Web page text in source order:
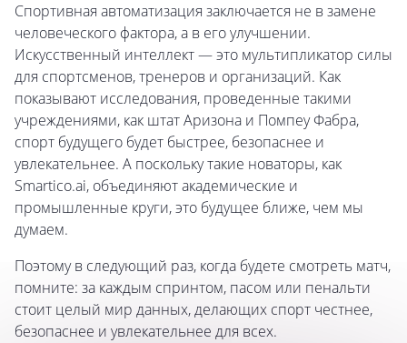
Спортивная автоматизация заключается не в замене
человеческого фактора, а в его улучшении.
Искусственный интеллект — это мультипликатор силы
для спортсменов, тренеров и организаций. Как
показывают исследования, проведенные такими
учреждениями, как штат Аризона и Помпеу Фабра,
спорт будущего будет быстрее, безопаснее и
увлекательнее. А поскольку такие новаторы, как
Smartico.ai, объединяют академические и
промышленные круги, это будущее ближе, чем мы
думаем.
Поэтому в следующий раз, когда будете смотреть матч,
помните: за каждым спринтом, пасом или пенальти
стоит целый мир данных, делающих спорт честнее,
безопаснее и увлекательнее для всех.